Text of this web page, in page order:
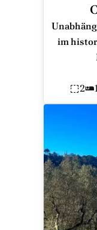
im
2